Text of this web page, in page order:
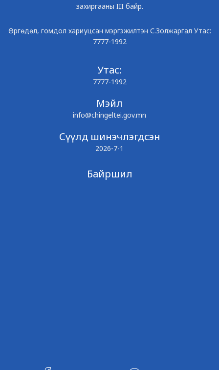
захиргааны III байр.
Өргөдөл, гомдол хариуцсан мэргэжилтэн С.Золжаргал Утас:
7777-1992
Утас:
7777-1992
Мэйл
info@chingeltei.gov.mn
Сүүлд шинэчлэгдсэн
2026-7-1
Байршил